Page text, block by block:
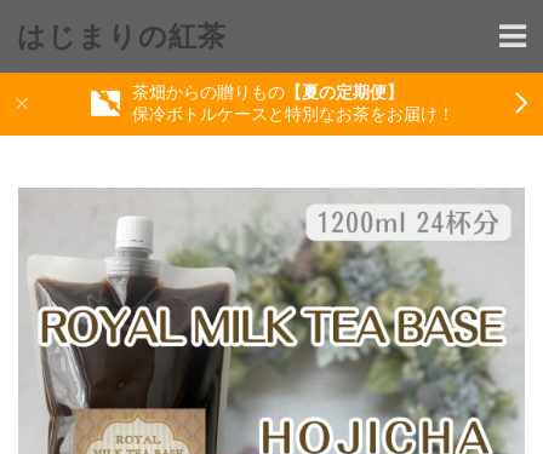
茶畑からの贈りもの【夏の定期便】
保冷ボトルケースと特別なお茶をお届け！
はじまりの紅茶